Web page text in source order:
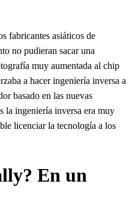
fabricantes asiáticos de
no pudieran sacar una
muy aumentada al chip
a hacer ingeniería inversa a
basado en las nuevas
la ingeniería inversa era muy
licenciar la tecnología a los
En un